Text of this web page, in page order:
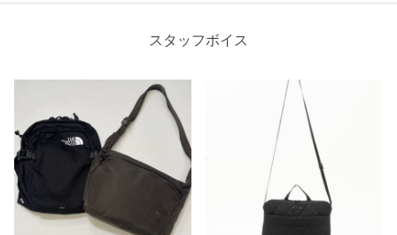
スタッフボイス